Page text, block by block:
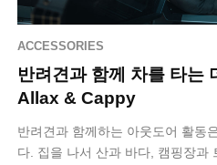
ACCESSORIES
반려견과 함께 차를 타는
Allax & Cappy
반려견과 함께하는 아웃도어 활동
다. 집을 나서 산과 바다, 캠핑장과